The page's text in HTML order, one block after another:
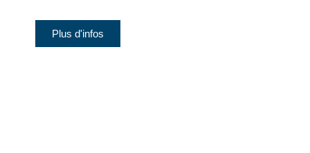
Plus d'infos